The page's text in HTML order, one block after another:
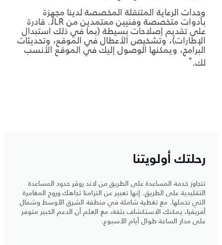
وحدات الرعاية المتنقلة المخصصة لدينا مجهزة
بأدوات متخصصة وفنيين معتمدين من JLR. قادرة
على تقديم إصلاحات بسيطة (بما في ذلك استبدال
الإطارات)، وتشخيص الأعطال في الموقع، وتحديثات
البرامج، ويمكنها الوصول إليك في الموقع الأنسب
لك.*
رحلتك أولويتنا
تتجاوز خدمة المساعدة على الطريق من لاند روڤر حدود المساعدة
التقليدية على الطريق. إنها تعبير عن التزامنا تجاهك وروح المغامرة
التي تحملها. مع تغطية شاملة في منطقة الشرق الأوسط وشمال
أفريقيا، يمكنك الاستكشاف بثقة، مع العلم أن الدعم الخبير متوفر
على مدار الساعة طوال أيام الأسبوع.